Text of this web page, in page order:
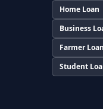
Home Loan
Business
Farmer Loan
Student